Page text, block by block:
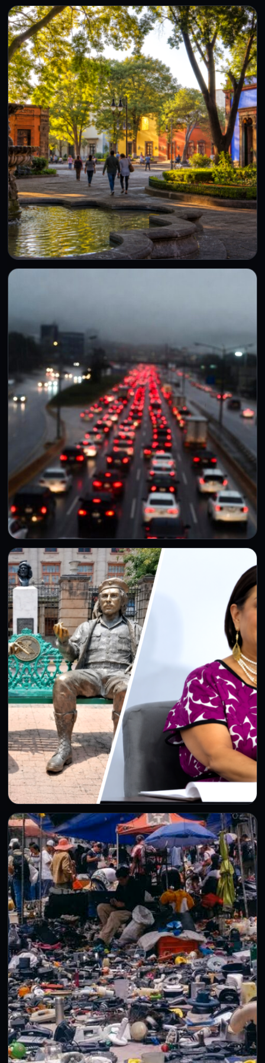
gratuito con alberca olímpica, servicios
médicos y cultura
6 Ago 2026
La Ciudad de México sumará un nuevo espacio dedicado
al bienestar, el deporte y la cultura con la…
CDMX
Lluvias, marcha en Tláhuac y Hoy No
Circula paralizan la CDMX este jueves
6 Ago 2026
Lluvias de 50 mm, marcha en Av. Tláhuac y restricciones
vehiculares afectan la movilidad de millones en la…
CDMX
Brugada mantiene proyecto de Fidel
Castro y el Che, pero descarta uso de
dinero del erario
6 Ago 2026
Ciudad de México.- La jefa de Gobierno de la Ciudad de
México, Clara Brugada Molina, modificó la postura…